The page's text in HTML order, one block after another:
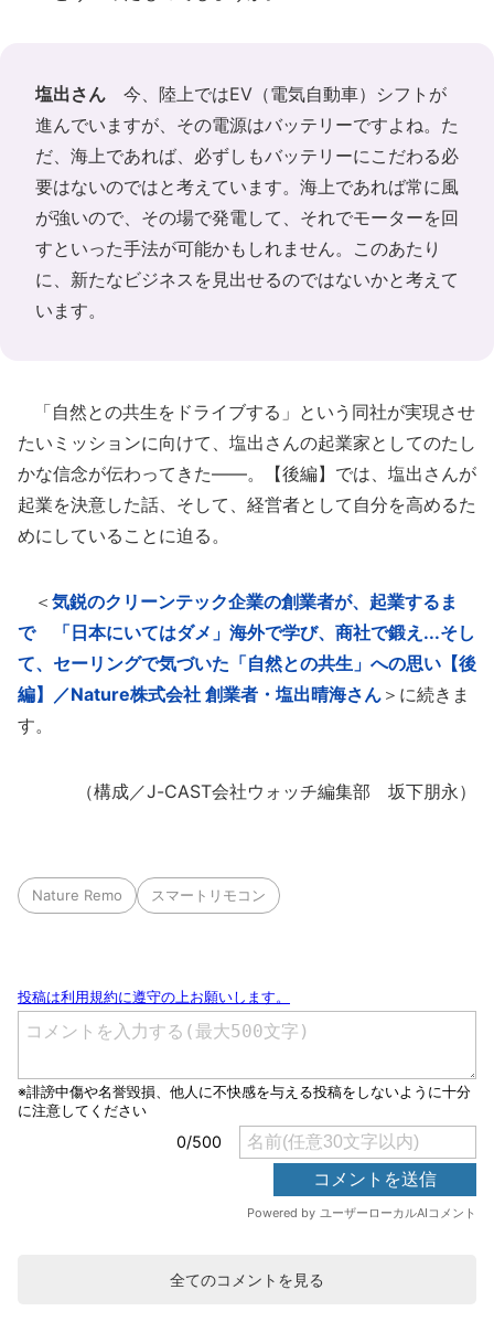
塩出さん 今、陸上ではEV（電気自動車）シフトが
進んでいますが、その電源はバッテリーですよね。た
だ、海上であれば、必ずしもバッテリーにこだわる必
要はないのではと考えています。海上であれば常に風
が強いので、その場で発電して、それでモーターを回
すといった手法が可能かもしれません。このあたり
に、新たなビジネスを見出せるのではないかと考えて
います。
「自然との共生をドライブする」という同社が実現させ
たいミッションに向けて、塩出さんの起業家としてのたし
かな信念が伝わってきた――。【後編】では、塩出さんが
起業を決意した話、そして、経営者として自分を高めるた
めにしていることに迫る。
＜ 気鋭のクリーンテック企業の創業者が、起業するま
で 「日本にいてはダメ」海外で学び、商社で鍛え...そし
て、セーリングで気づいた「自然との共生」への思い【後
編】／Nature株式会社 創業者・塩出晴海さん ＞に続きま
す。
（構成／J-CAST会社ウォッチ編集部 坂下朋永）
Nature Remo スマートリモコン
全てのコメントを見る